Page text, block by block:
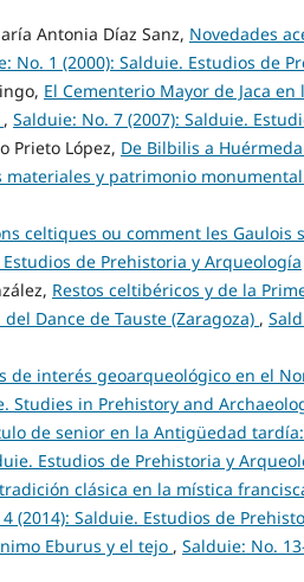
Antonia Díaz Sanz, Novedades
No. 1 (2000): Salduie. Estudios de
El Cementerio Mayor de Jaca
, Salduie: No. 7 (2007): Salduie.
Prieto López, De Bilbilis a
materiales y patrimonio monumental
celtiques ou comment les Gaulois
de Prehistoria y Arqueología
Restos celtibéricos y de la
Dance de Tauste (Zaragoza) ,
de interés geoarqueológico en el
Studies in Prehistory and
de senior en la Antigüedad
Estudios de Prehistoria y
clásica en la mística
(2014): Salduie. Estudios de
Eburus y el tejo , Salduie: No.